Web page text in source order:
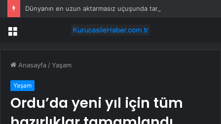
Menü
Anasayfa /Yaşam
Yaşam
Ordu’da yeni yıl için tüm